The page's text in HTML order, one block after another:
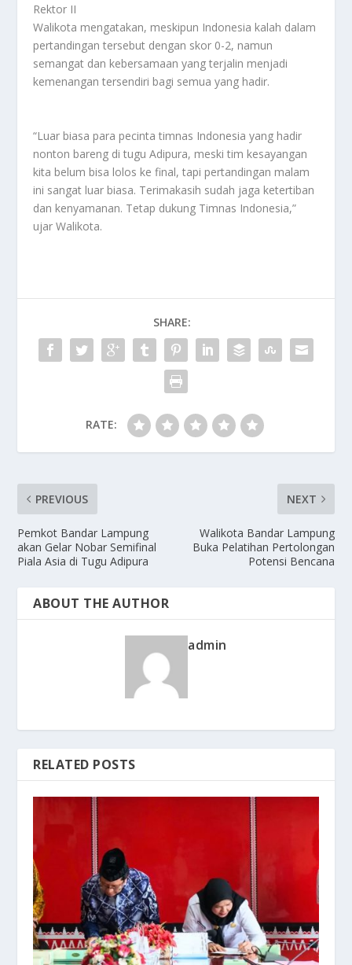
Rektor II
Walikota mengatakan, meskipun Indonesia kalah dalam
pertandingan tersebut dengan skor 0-2, namun
semangat dan kebersamaan yang terjalin menjadi
kemenangan tersendiri bagi semua yang hadir.
“Luar biasa para pecinta timnas Indonesia yang hadir
nonton bareng di tugu Adipura, meski tim kesayangan
kita belum bisa lolos ke final, tapi pertandingan malam
ini sangat luar biasa. Terimakasih sudah jaga ketertiban
dan kenyamanan. Tetap dukung Timnas Indonesia,”
ujar Walikota.
SHARE:
RATE:
PREVIOUS
Pemkot Bandar Lampung
akan Gelar Nobar Semifinal
Piala Asia di Tugu Adipura
NEXT
Walikota Bandar Lampung
Buka Pelatihan Pertolongan
Potensi Bencana
ABOUT THE AUTHOR
admin
RELATED POSTS